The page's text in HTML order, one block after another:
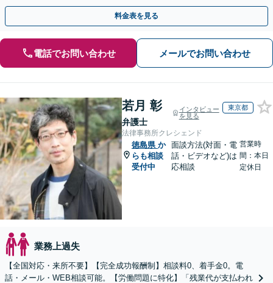
料金表を見る
電話でお問い合わせ メールでお問い合わせ
若月 彰
弁護士
インタビュー
を見る
東京都
法律事務所クレシェンド
徳島県 か
らも相談
受付中
面談方法(対面・電
話・ビデオなど)は
応相談
営業時
間：本日
定休日
業務上過失
【全国対応・来所不要】【完全成功報酬制】相談料0、着手金0。電
話・メール・WEB相談可能。【労働問題に特化】「残業代が支払われ